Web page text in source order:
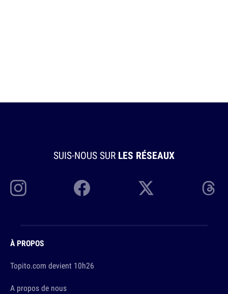
SUIS-NOUS SUR LES RÉSEAUX
À PROPOS
Topito.com devient 10h26
A propos de nous